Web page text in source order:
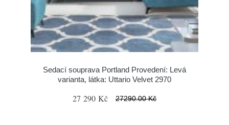
Sedací souprava Portland Provedení: Levá
varianta, látka: Uttario Velvet 2970
27 290 Kč 27290.00 Kč